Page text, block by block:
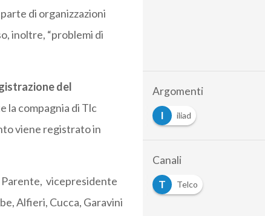
di organizzazioni
inoltre, “problemi di
del
la compagnia di Tlc
viene registrato in
Parente, vicepresidente
Alfieri, Cucca, Garavini
Argomenti
I
iliad
Canali
T
Telco